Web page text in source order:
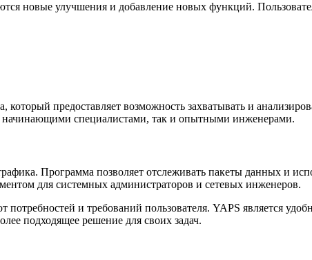
новые улучшения и добавление новых функций.
предоставляет возможность захватывать и
начинающими специалистами, так и опытными инженерами.
Программа позволяет отслеживать пакеты данных и
для системных администраторов и сетевых инженеров.
потребностей и требований пользователя. YAPS является
подходящее решение для своих задач.